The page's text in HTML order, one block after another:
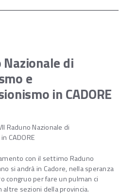
di
e
in CADORE
Raduno Nazionale di
CADORE
con il settimo Raduno
si andrà in Cadore, nella speranza
congruo per fare un pulman ci
altre sezioni della provincia.